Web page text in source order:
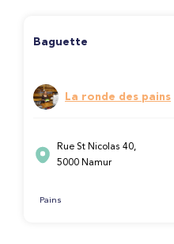
Baguette
La ronde des pains
Rue St Nicolas 40,
5000 Namur
Pains